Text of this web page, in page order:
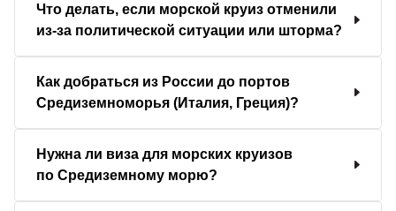
Что делать, если морской круиз отменили
из-за политической ситуации или шторма?
Как добраться из России до портов
Средиземноморья (Италия, Греция)?
Нужна ли виза для морских круизов
по Средиземному морю?